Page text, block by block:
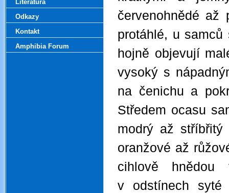
červenohnědé
protáhlé, u
hojně objevují
vysoký s
na čenichu a
Středem ocasu
modrý až
oranžové až
cihlově hnědou
v odstínech syté
Literatura
Odkazy
Kontakt
Amphibia Forum